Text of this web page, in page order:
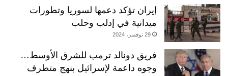
إيران تؤكد دعمها لسوريا وتطورات
ميدانية في إدلب وحلب
29 نوفمبر، 2024
فريق دونالد ترمب للشرق الأوسط…
وجوه داعمة لإسرائيل بنهج متطرف